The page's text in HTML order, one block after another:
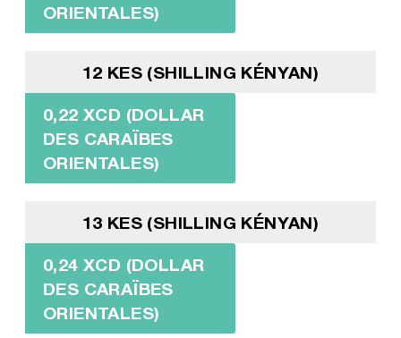
ORIENTALES)
12 KES (SHILLING KÉNYAN)
0,22 XCD (DOLLAR
DES CARAÏBES
ORIENTALES)
13 KES (SHILLING KÉNYAN)
0,24 XCD (DOLLAR
DES CARAÏBES
ORIENTALES)